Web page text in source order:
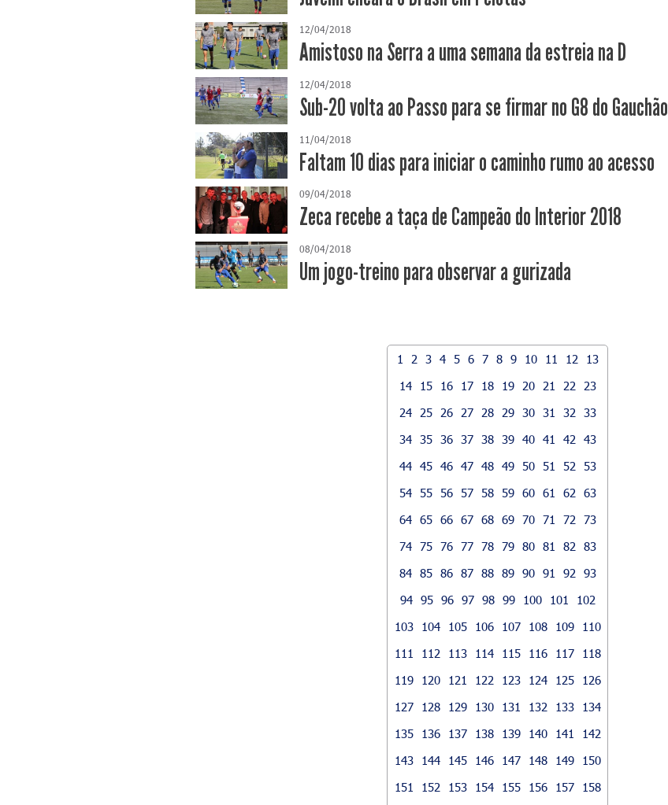
12/04/2018
Amistoso na Serra a uma semana da estreia na D
12/04/2018
Sub-20 volta ao Passo para se firmar no G8 do Gauchão
11/04/2018
Faltam 10 dias para iniciar o caminho rumo ao acesso
09/04/2018
Zeca recebe a taça de Campeão do Interior 2018
08/04/2018
Um jogo-treino para observar a gurizada
1 2 3 4 5 6 7 8 9 10 11 12
13
14
15 16 17 18 19 20 21 22
23
24
25 26 27 28 29 30 31 32
33
34 35 36 37 38 39 40 41 42
43
44 45 46 47 48 49 50 51 52
53
54 55 56 57 58 59 60 61 62
63
64 65 66 67 68 69 70 71 72
73
74 75 76 77 78 79 80 81 82
83
84 85 86 87 88 89 90 91 92
93
94 95 96 97 98 99 100 101
102
103
104 105 106 107 108 109
110
111
112 113 114 115 116 117
118
119
120 121 122 123 124 125
126
127
128 129 130 131 132 133
134
135
136 137 138 139 140 141
142
143
144 145 146 147 148 149
150
151
152 153 154 155 156 157
158